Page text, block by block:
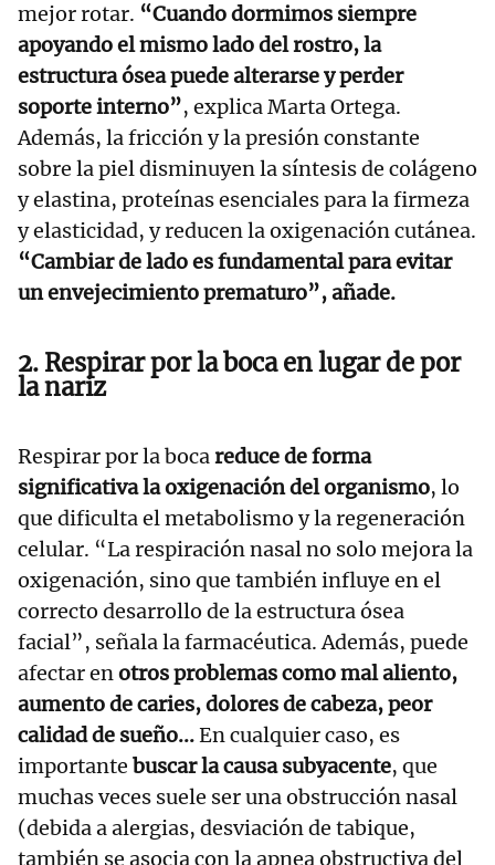
mejor rotar. “Cuando dormimos siempre
apoyando el mismo lado del rostro, la
estructura ósea puede alterarse y perder
soporte interno”, explica Marta Ortega.
Además, la fricción y la presión constante
sobre la piel disminuyen la síntesis de colágeno
y elastina, proteínas esenciales para la firmeza
y elasticidad, y reducen la oxigenación cutánea.
“Cambiar de lado es fundamental para evitar
un envejecimiento prematuro”, añade.
2. Respirar por la boca en lugar de por
la nariz
Respirar por la bocareduce de forma
significativa la oxigenación del organismo, lo
que dificulta el metabolismo y la regeneración
celular. “La respiración nasal no solo mejora la
oxigenación, sino que también influye en el
correcto desarrollo de la estructura ósea
facial”, señala la farmacéutica. Además, puede
afectar enotros problemas como mal aliento,
aumento de caries, dolores de cabeza, peor
calidad de sueño...En cualquier caso, es
importante buscar la causa subyacente, que
muchas veces suele ser una obstrucción nasal
(debida a alergias, desviación de tabique,
también se asocia con la apnea obstructiva del